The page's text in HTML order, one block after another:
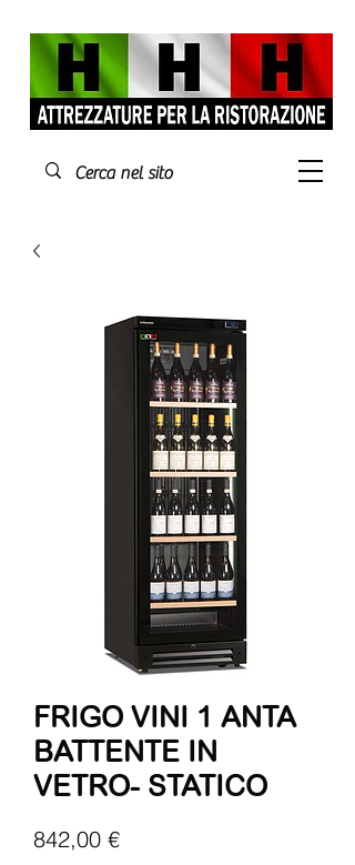
FRIGO VINI 1 ANTA
BATTENTE IN
VETRO- STATICO
842,00 €Prix